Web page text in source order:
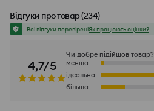
Відгуки про товар(234)
Всі відгуки перевіреніЯк працюють оцінки?
4,7/5
Чи добре підійшов товар?
менша
ідеальна
більша